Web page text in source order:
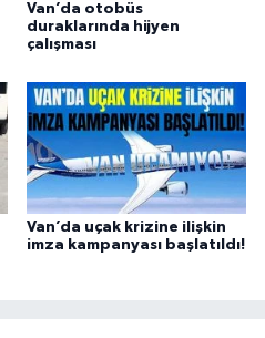
Van’da otobüs
duraklarında hijyen
çalışması
Van’da uçak krizine ilişkin
imza kampanyası başlatıldı!